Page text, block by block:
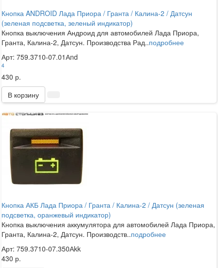
Кнопка ANDROID Лада Приора / Гранта / Калина-2 / Датсун
(зеленая подсветка, зеленый индикатор)
Кнопка выключения Андроид для автомобилей Лада Приора,
Гранта, Калина-2, Датсун. Производства Рад..подробнее
Арт: 759.3710-07.01Аnd
4
430 р.
В корзину
Кнопка АКБ Лада Приора / Гранта / Калина-2 / Датсун (зеленая
подсветка, оранжевый индикатор)
Кнопка выключения аккумулятора для автомобилей Лада Приора,
Гранта, Калина-2, Датсун. Производств..подробнее
Арт: 759.3710-07.350Аkk
430 р.